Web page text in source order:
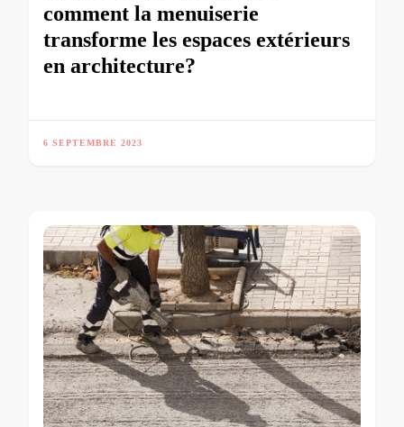
comment la menuiserie
transforme les espaces extérieurs
en architecture?
6 SEPTEMBRE 2023